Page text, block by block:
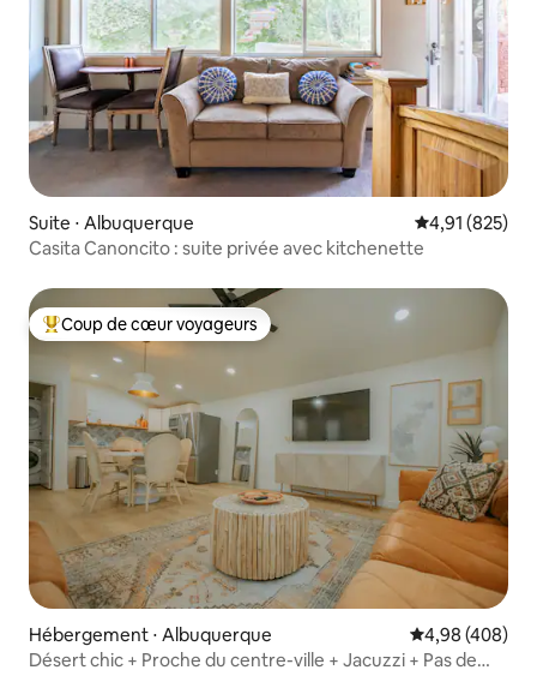
Suite ⋅ Albuquerque Évaluation
4,91 (825)
Casita Canoncito : suite privée avec kitchenette
Coups de cœur voyageurs les plus appréciés
Coup de cœur voyageurs
Hébergement ⋅ Albuquerque Évaluation
4,98 (408)
Désert chic + Proche du centre-ville + Jacuzzi + Pas de